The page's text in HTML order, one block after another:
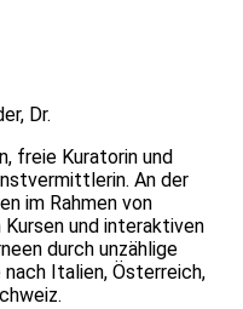
gezielter eingesetzt
Workshops
die persönlichen
Alltagsbezug ab
werden. Grundlagen zu
der Teilnehmenden
runden die
, Dr.
freie Kuratorin und
An der
im Rahmen von
und interaktiven
durch unzählige
Italien, Österreich,